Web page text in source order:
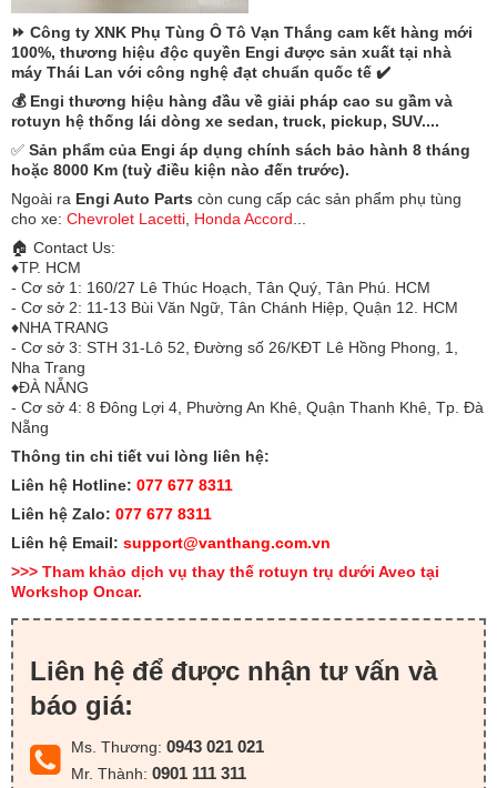
⏩ Công ty XNK Phụ Tùng Ô Tô Vạn Thắng cam kết hàng mới
100%, thương hiệu độc quyền Engi được sản xuất tại nhà
máy Thái Lan với công nghệ đạt chuẩn quốc tế ✔️
💰 Engi thương hiệu hàng đầu về giải pháp cao su gầm và
rotuyn hệ thống lái dòng xe sedan, truck, pickup, SUV....
✅ Sản phẩm của Engi áp dụng chính sách bảo hành 8 tháng
hoặc 8000 Km (tuỳ điều kiện nào đến trước).
Ngoài ra Engi Auto Parts còn cung cấp các sản phẩm phụ tùng
cho xe: Chevrolet Lacetti Honda Accord
🏠 Contact Us:
♦️TP. HCM
- Cơ sở 1: 160/27 Lê Thúc Hoạch, Tân Quý, Tân Phú. HCM
- Cơ sở 2: 11-13 Bùi Văn Ngữ, Tân Chánh Hiệp, Quận 12. HCM
♦️NHA TRANG
- Cơ sở 3: STH 31-Lô 52, Đường số 26/KĐT Lê Hồng Phong, 1,
Nha Trang
♦️ĐÀ NẴNG
- Cơ sở 4: 8 Đông Lợi 4, Phường An Khê, Quận Thanh Khê, Tp. Đà
Nẵng
Thông tin chi tiết vui lòng liên hệ:
Liên hệ Hotline: 077 677 8311
Liên hệ Zalo: 077 677 8311
Liên hệ Email: support@vanthang.com.vn
>>> Tham khảo dịch vụ thay thế rotuyn trụ dưới Aveo tại
Workshop Oncar.
Liên hệ để được nhận tư vấn và
báo giá:
Ms. Thương: 0943 021 021
Mr. Thành: 0901 111 311